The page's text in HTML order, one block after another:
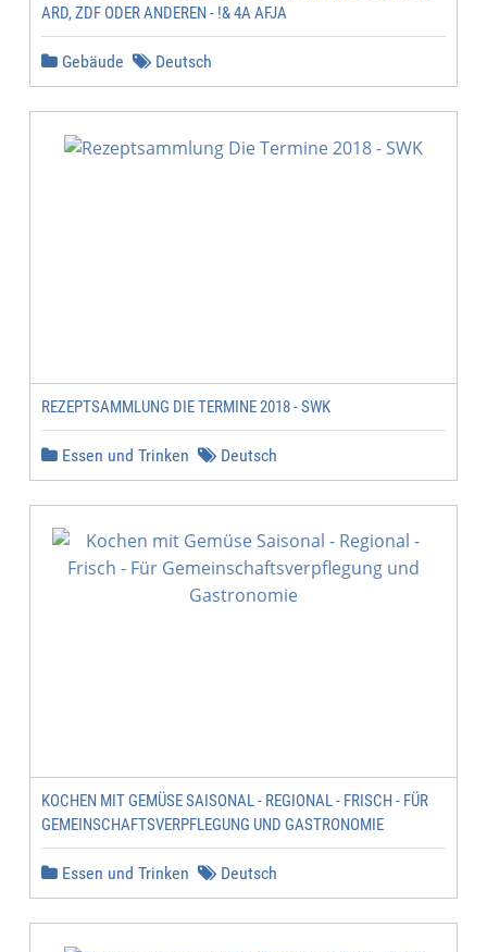
ARD, ZDF ODER ANDEREN - !& 4A AFJA
Gebäude Deutsch
REZEPTSAMMLUNG DIE TERMINE 2018 - SWK
Essen und Trinken Deutsch
KOCHEN MIT GEMÜSE SAISONAL - REGIONAL - FRISCH - FÜR
GEMEINSCHAFTSVERPFLEGUNG UND GASTRONOMIE
Essen und Trinken Deutsch